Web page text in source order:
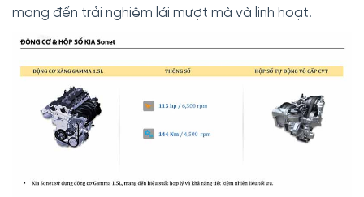
mang đến trải nghiệm lái mượt mà và linh hoạt.